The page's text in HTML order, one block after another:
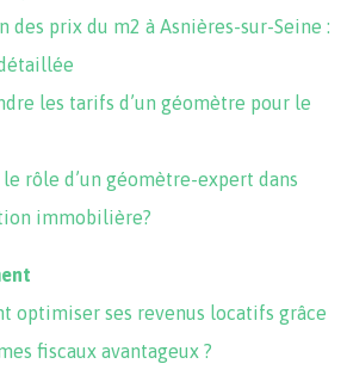
des prix du m2 à Asnières-sur-Seine :
les tarifs d’un géomètre pour le
rôle d’un géomètre-expert dans
immobilière?
optimiser ses revenus locatifs grâce
fiscaux avantageux ?